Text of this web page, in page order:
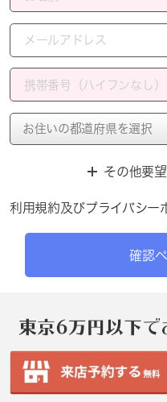
その他要
利用規約及びプライバシー
確認